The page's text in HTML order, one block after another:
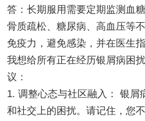
答：长期服用需要定期监测血
骨质疏松、糖尿病、高血压等
免疫力，避免感染，并在医生
我想给所有正在经历银屑病困
议：
1. 调整心态与社区融入： 银屑
和社交上的困扰。请记住，您